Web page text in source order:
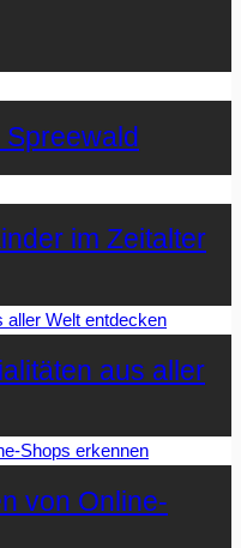
im Zeitalter
aus aller
von Online-